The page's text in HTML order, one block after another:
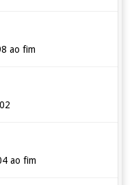
ao fim
ao fim